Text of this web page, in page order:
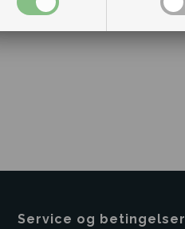
Service og betingelser